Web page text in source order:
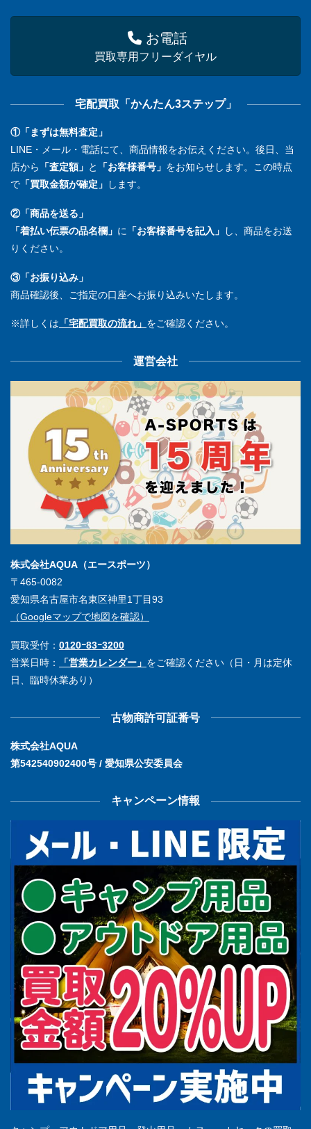
お電話
買取専用フリーダイヤル
宅配買取「かんたん3ステップ」
①「まずは無料査定」
LINE・メール・電話にて、商品情報をお伝えください。後日、当
店から
「査定額」 と 「お客様番号」 をお知らせします。この時点
で 「買取金額が確定」 します。
②「商品を送る」
「着払い伝票の品名欄」 に 「お客様番号を記入」
し、商品をお送
りください。
③「お振り込み」
商品確認後、ご指定の口座へお振り込みいたします。
※詳しくは 「宅配買取の流れ」 をご確認ください。
運営会社
株式会社AQUA（エースポーツ）
〒465-0082
愛知県名古屋市名東区神里1丁目93
（Googleマップで地図を確認）
買取受付： 0120ｰ83ｰ3200
営業日時：
「営業カレンダー」 をご確認ください（日・月は定休
日、臨時休業あり）
古物商許可証番号
株式会社AQUA
第542540902400号 / 愛知県公安委員会
キャンペーン情報